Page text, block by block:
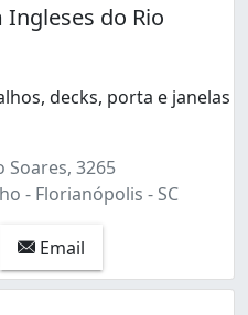
do Rio
decks, porta e janelas
Soares, 3265
- Florianópolis - SC
Email